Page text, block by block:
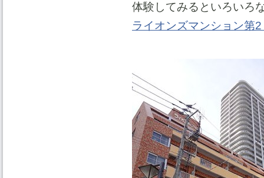
体験してみるといろいろ
ライオンズマンション